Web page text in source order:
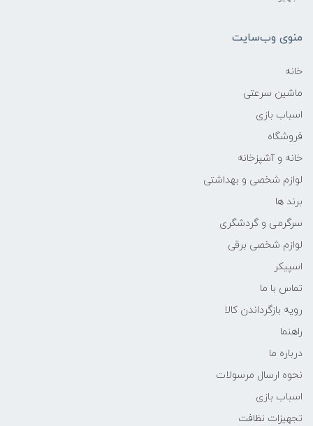
منوی وب‌سایت
خانه
ماشین سرعتی
اسباب بازی
فروشگاه
خانه و آشپزخانه
لوازم شخصی و بهداشتی
برند ها
سرگرمی و گردشگری
لوازم شخصی برقی
اسپیکر
تماس با ما
رویه بازگرداندن کالا
راهنما
درباره ما
نحوه ارسال مرسولات
اسباب بازی
تجهیزات نظافت